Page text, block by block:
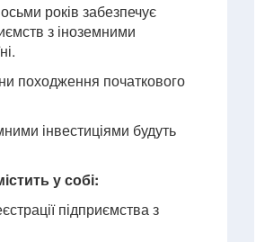
років забезпечує
з іноземними
походження початкового
інвестиціями будуть
у собі:
підприємства з